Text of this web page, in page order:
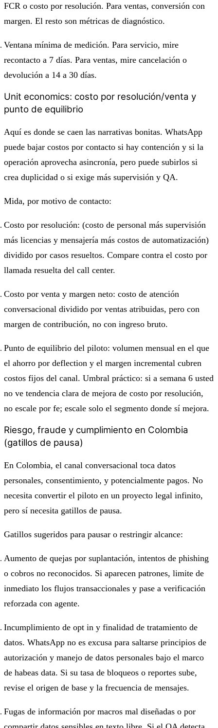
FCR o costo por resolución. Para ventas, conversión con
margen. El resto son métricas de diagnóstico.
Ventana mínima de medición. Para servicio, mire
recontacto a 7 días. Para ventas, mire cancelación o
devolución a 14 a 30 días.
Unit economics: costo por resolución/venta y
punto de equilibrio
Aquí es donde se caen las narrativas bonitas. WhatsApp
puede bajar costos por contacto si hay contención y si la
operación aprovecha asincronía, pero puede subirlos si
crea duplicidad o si exige más supervisión y QA.
Mida, por motivo de contacto:
Costo por resolución: (costo de personal más supervisión
más licencias y mensajería más costos de automatización)
dividido por casos resueltos. Compare contra el costo por
llamada resuelta del call center.
Costo por venta y margen neto: costo de atención
conversacional dividido por ventas atribuidas, pero con
margen de contribución, no con ingreso bruto.
Punto de equilibrio del piloto: volumen mensual en el que
el ahorro por deflection y el margen incremental cubren
costos fijos del canal. Umbral práctico: si a semana 6 usted
no ve tendencia clara de mejora de costo por resolución,
no escale por fe; escale solo el segmento donde sí mejora.
Riesgo, fraude y cumplimiento en Colombia
(gatillos de pausa)
En Colombia, el canal conversacional toca datos
personales, consentimiento, y potencialmente pagos. No
necesita convertir el piloto en un proyecto legal infinito,
pero sí necesita gatillos de pausa.
Gatillos sugeridos para pausar o restringir alcance:
Aumento de quejas por suplantación, intentos de phishing
o cobros no reconocidos. Si aparecen patrones, limite de
inmediato los flujos transaccionales y pase a verificación
reforzada con agente.
Incumplimiento de opt in y finalidad de tratamiento de
datos. WhatsApp no es excusa para saltarse principios de
autorización y manejo de datos personales bajo el marco
de habeas data. Si su tasa de bloqueos o reportes sube,
revise el origen de base y la frecuencia de mensajes.
Fugas de información por macros mal diseñadas o por